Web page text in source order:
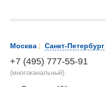
Москва | Санкт-Петербург
+7 (495) 777-55-91
(многоканальный)